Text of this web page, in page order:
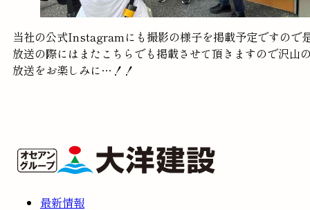
当社の公式Instagramにも撮影の様子を掲載予定ですの
放送の際にはまたこちらでも掲載させて頂きますので沢山
放送をお楽しみに…！！
最新情報